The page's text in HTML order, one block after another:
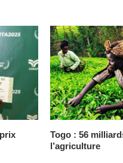
Togo : 56
l’agriculture